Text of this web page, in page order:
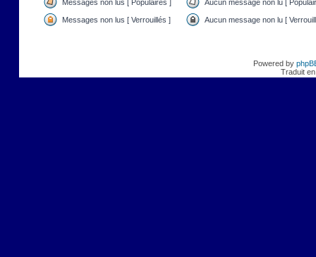
Messages non lus [ Populaires ] Aucun message non lu [
Messages non lus [ Verrouillés ] Aucun message non lu [
Powered by
Traduit